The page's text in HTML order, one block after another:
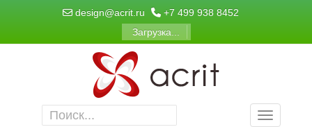
design@acrit.ru
+7 499 938 8452
Загрузка...